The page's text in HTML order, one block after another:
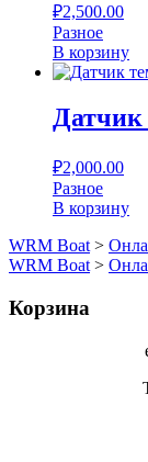
₽2,500.00
Разное
В корзину
Датчик
₽2,000.00
Разное
В корзину
WRM Boat >
WRM Boat >
Корзина